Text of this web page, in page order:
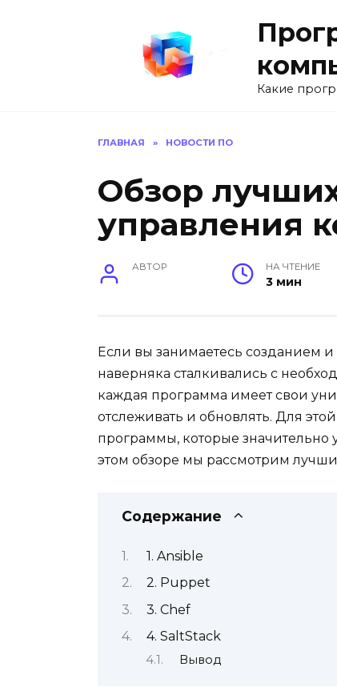
Какие
ГЛАВНАЯ » НОВОСТИ ПО
Обзор
управления
АВТОР НА ЧТЕНИЕ
3 мин
Если вы занимаетесь созданием
наверняка сталкивались с
каждая программа имеет свои
отслеживать и обновлять. Для
программы, которые
этом обзоре мы рассмотрим
Содержание
1. Ansible
2. Puppet
3. Chef
4. SaltStack
Вывод